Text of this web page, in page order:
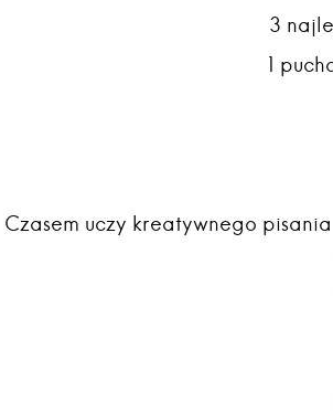
3
1
Czasem uczy kreatywnego